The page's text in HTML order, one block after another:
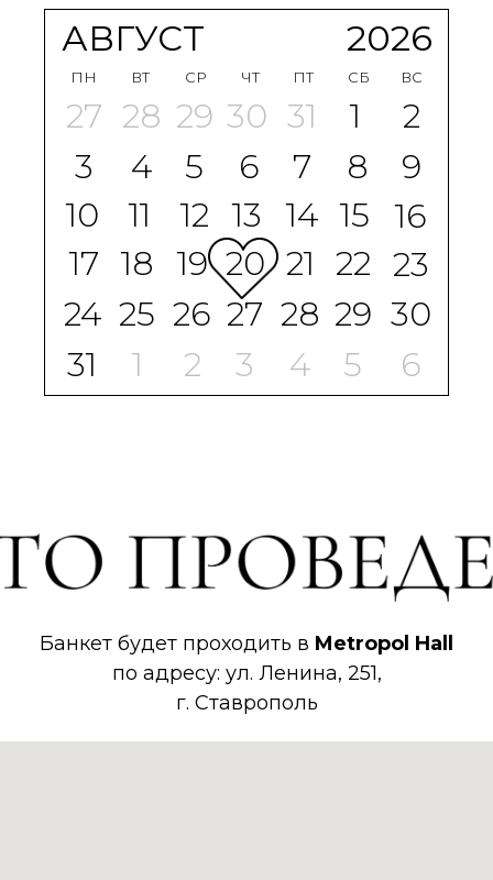
Банкет будет проходить в Metropol Hall
по адресу: ул. Ленина, 251,
г. Ставрополь
3
АВГУСТ
27
2026
25
9
ПН
26
2
ВС
СБ
ПТ
ЧТ
СР
ВТ
29
28
28
10
29
4
27
5 6 7
8
16
17
11 12 13 14 15
23
24
18 19 20 21 22
30
1
2 4 5
3
31 6
30 31 1